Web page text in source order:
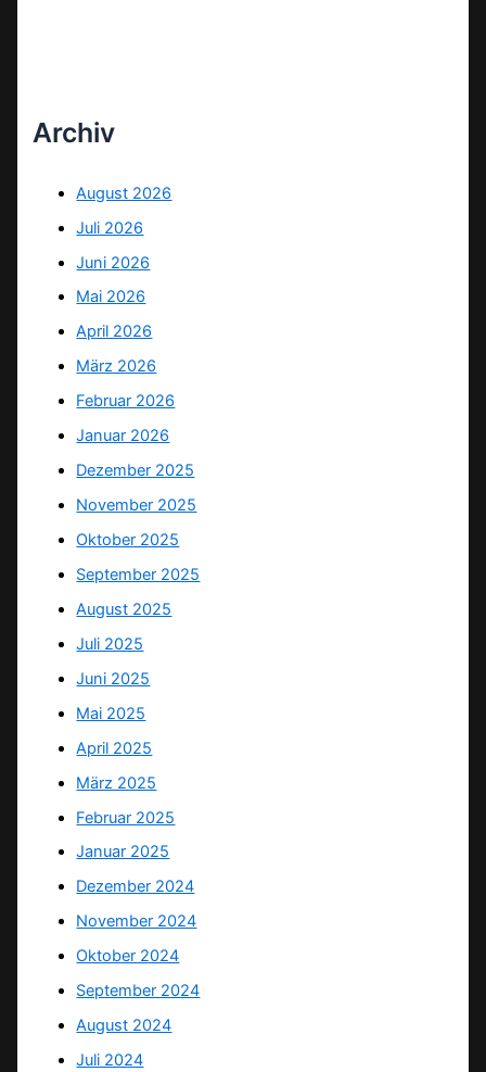
Archiv
August 2026
Juli 2026
Juni 2026
Mai 2026
April 2026
März 2026
Februar 2026
Januar 2026
Dezember 2025
November 2025
Oktober 2025
September 2025
August 2025
Juli 2025
Juni 2025
Mai 2025
April 2025
März 2025
Februar 2025
Januar 2025
Dezember 2024
November 2024
Oktober 2024
September 2024
August 2024
Juli 2024